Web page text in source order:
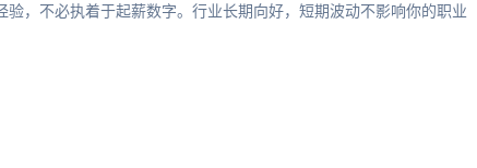
，不必执着于起薪数字。行业长期向好，短期波动不影响你的职业